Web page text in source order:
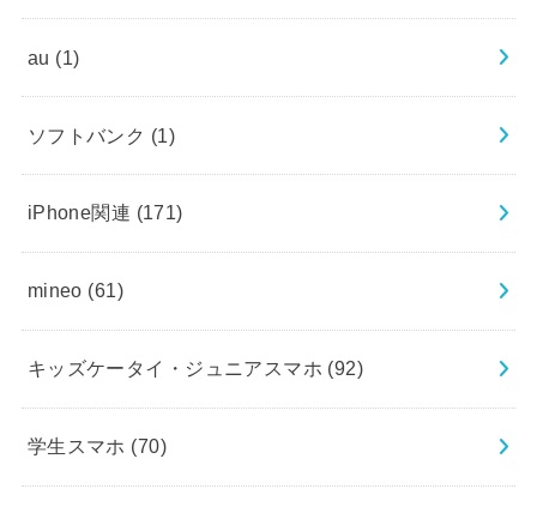
au (1)
ソフトバンク (1)
iPhone関連 (171)
mineo (61)
キッズケータイ・ジュニアスマホ (92)
学生スマホ (70)